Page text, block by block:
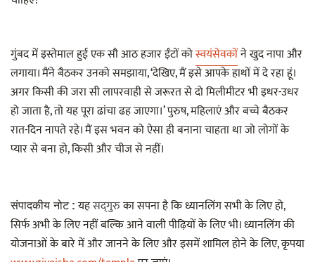
गुंबद में इस्तेमाल हुई एक सौ आठ हजार ईंटों कोस्वयंसेवकोंने खुद नापा और
लगाया। मैंने बैठकर उनको समझाया, ‘देखिए, मैं इसे आपके हाथों में दे रहा हूं।
अगर किसी की जरा सी लापरवाही से जरूरत से दो मिलीमीटर भी इधर-उधर
हो जाता है, तो यह पूरा ढांचा ढह जाएगा।’ पुरुष, महिलाएं और बच्चे बैठकर
रात-दिन नापते रहे। मैं इस भवन को ऐसा ही बनाना चाहता था जो लोगों के
प्यार से बना हो, किसी और चीज से नहीं।
संपादकीय नोट :यहसद्‌गुरुका सपना है कि ध्यानलिंग सभी के लिए हो,
सिर्फ अभी के लिए नहीं बल्कि आने वाली पीढ़ियों के लिए भी। ध्यानलिंग की
योजनाओं के बारे में और जानने के लिए और इसमें शामिल होने के लिए, कृपया